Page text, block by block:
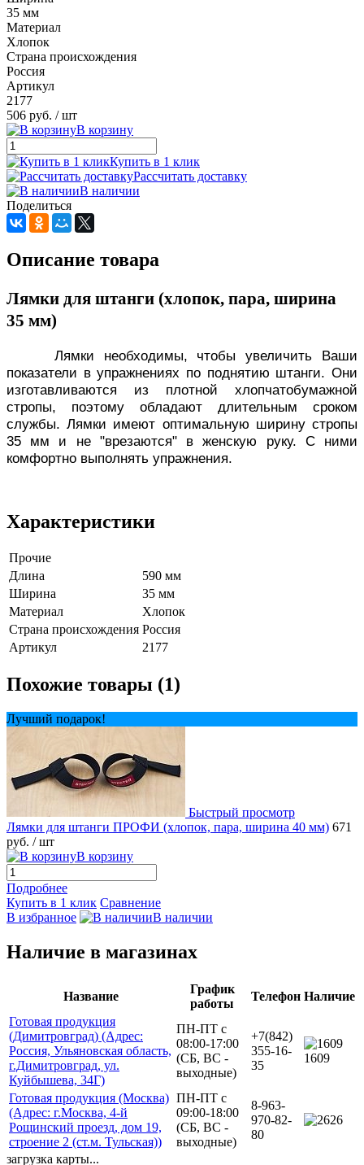
35 мм
Материал
Хлопок
Страна происхождения
Россия
Артикул
2177
506 руб. / шт
В корзину
Купить в 1 клик
Рассчитать доставку
В наличии
Поделиться
Описание товара
Лямки для штанги (хлопок, пара, ширина
35 мм)
Лямки необходимы, чтобы увеличить Ваши
показатели в упражнениях по поднятию штанги. Они
изготавливаются из плотной хлопчатобумажной
стропы, поэтому обладают длительным сроком
службы. Лямки имеют оптимальную ширинустропы
35 мм и не "врезаются" в женскую руку. С ними
комфортно выполнять упражнения.
Характеристики
Прочие
Длина
590 мм
Ширина
35 мм
Материал
Хлопок
Страна происхождения Россия
Артикул
2177
Похожие товары (1)
Лучший подарок!
Быстрый просмотр
Лямки для штанги ПРОФИ (хлопок, пара, ширина 40 мм) 671
руб. / шт
В корзину
Подробнее
Купить в 1 клик Сравнение
В избранное
В наличии
Наличие в магазинах
Название
График
работы
Телефон Наличие
Готовая продукция
(Димитровград) (Адрес:
Россия, Ульяновская область,
г.Димитровград, ул.
Куйбышева, 34Г)
ПН-ПТ с
08:00-17:00
(СБ, ВС -
выходные)
+7(842)
355-16-
35
1609
Готовая продукция (Москва)
(Адрес: г.Москва, 4-й
Рощинский проезд, дом 19,
строение 2 (ст.м. Тульская))
ПН-ПТ с
09:00-18:00
(СБ, ВС -
выходные)
8-963-
970-82-
80
26
загрузка карты...